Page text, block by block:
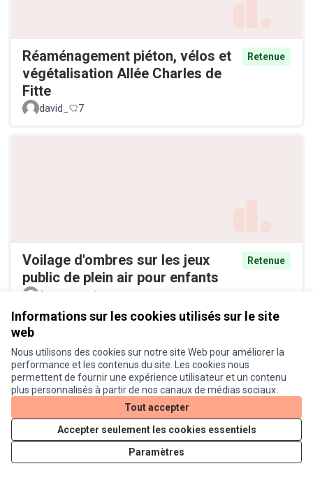
Informations sur les cookies utilisés sur le site
web
Nous utilisons des cookies sur notre site Web pour améliorer la
performance et les contenus du site. Les cookies nous
permettent de fournir une expérience utilisateur et un contenu
plus personnalisés à partir de nos canaux de médias sociaux.
Tout accepter
Accepter seulement les cookies essentiels
Paramètres
Réaménagement piéton, vélos et
végétalisation Allée Charles de
Fitte
Retenue
david_ 7
Voilage d'ombres sur les jeux
public de plein air pour enfants
Retenue
Anonyme 1
Pieges à moustiques tigres
Anonyme
6